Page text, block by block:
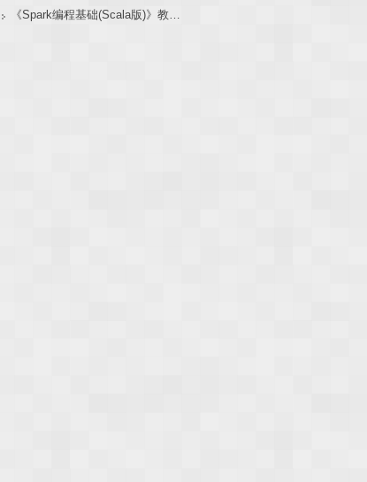
《Spark编程基础(Scala版)》教材官网